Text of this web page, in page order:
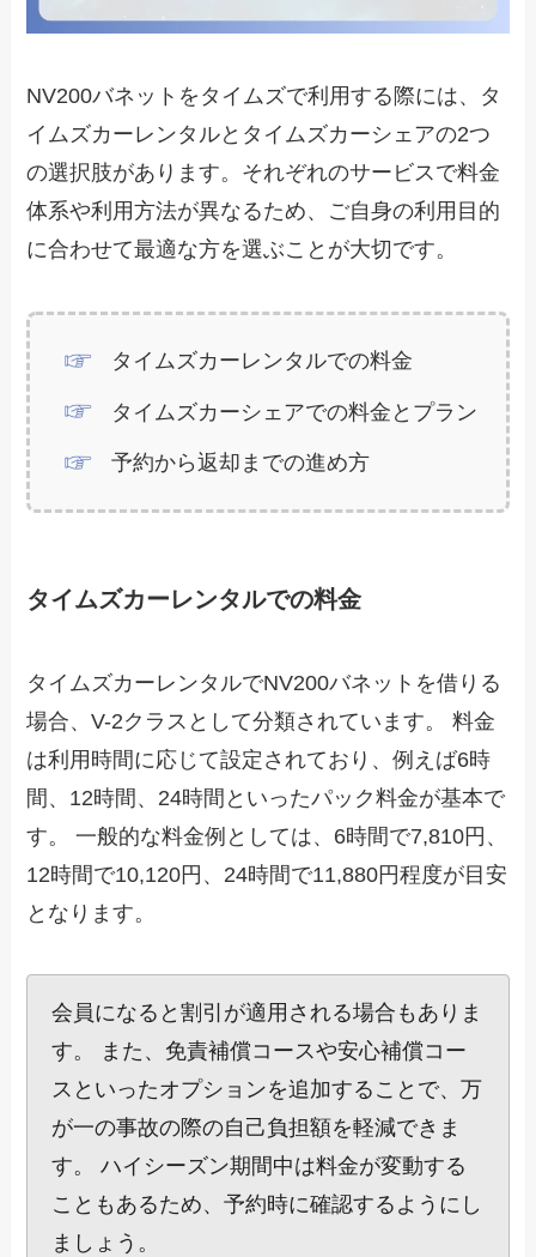
NV200バネットをタイムズで利用する際には、タ
イムズカーレンタルとタイムズカーシェアの2つ
の選択肢があります。それぞれのサービスで料金
体系や利用方法が異なるため、ご自身の利用目的
に合わせて最適な方を選ぶことが大切です。
タイムズカーレンタルでの料金
タイムズカーシェアでの料金とプラン
予約から返却までの進め方
タイムズカーレンタルでの料金
タイムズカーレンタルでNV200バネットを借りる
場合、V-2クラスとして分類されています。 料金
は利用時間に応じて設定されており、例えば6時
間、12時間、24時間といったパック料金が基本で
す。 一般的な料金例としては、6時間で7,810円、
12時間で10,120円、24時間で11,880円程度が目安
となります。
会員になると割引が適用される場合もありま
す。 また、免責補償コースや安心補償コー
スといったオプションを追加することで、万
が一の事故の際の自己負担額を軽減できま
す。 ハイシーズン期間中は料金が変動する
こともあるため、予約時に確認するようにし
ましょう。